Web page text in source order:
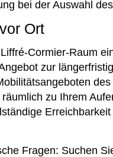
bei der Auswahl
Ort
Cormier-Raum
zur
zu Ihrem
Fragen: Suchen